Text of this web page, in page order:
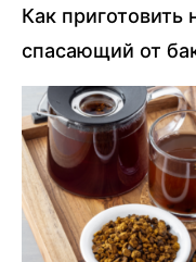
Как приготовить
спасающий от